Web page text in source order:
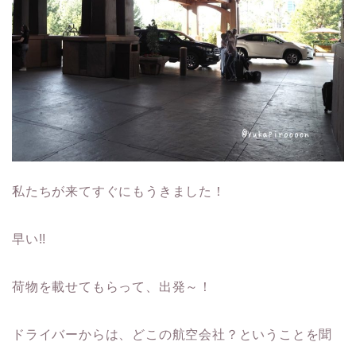
私たちが来てすぐにもうきました！
早い!!
荷物を載せてもらって、出発～！
ドライバーからは、どこの航空会社？ということを聞